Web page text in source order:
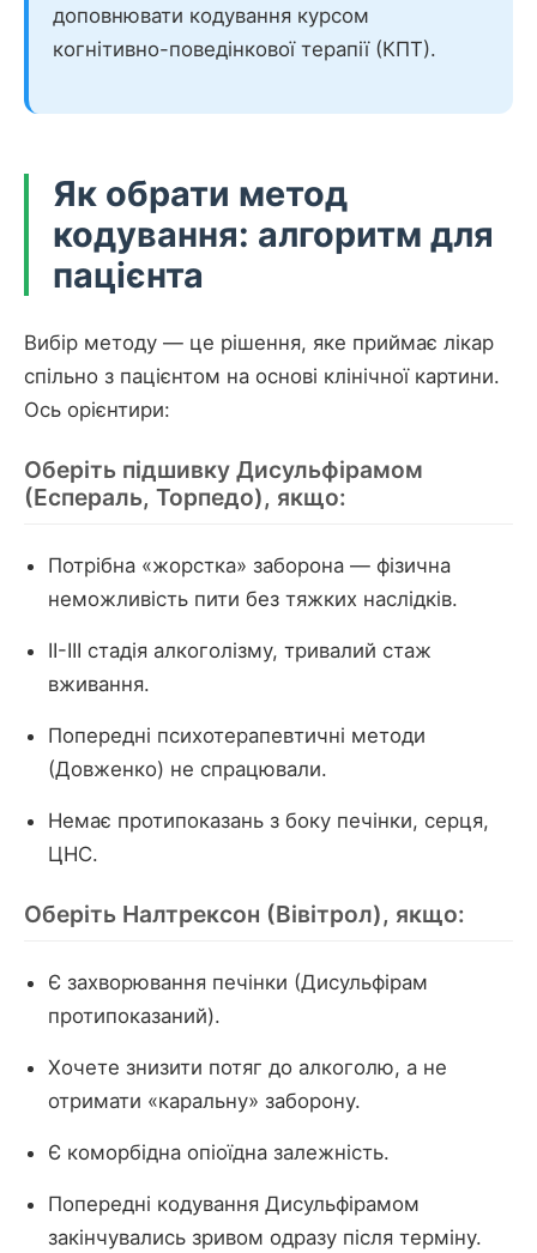
доповнювати кодування курсом
когнітивно-поведінкової терапії (КПТ).
Як обрати метод
кодування: алгоритм для
пацієнта
Вибір методу — це рішення, яке приймає лікар
спільно з пацієнтом на основі клінічної картини.
Ось орієнтири:
Оберіть підшивку Дисульфірамом
(Еспераль, Торпедо), якщо:
Потрібна «жорстка» заборона — фізична
неможливість пити без тяжких наслідків.
II-III стадія алкоголізму, тривалий стаж
вживання.
Попередні психотерапевтичні методи
(Довженко) не спрацювали.
Немає протипоказань з боку печінки, серця,
ЦНС.
Оберіть Налтрексон (Вівітрол), якщо:
Є захворювання печінки (Дисульфірам
протипоказаний).
Хочете знизити потяг до алкоголю, а не
отримати «каральну» заборону.
Є коморбідна опіоїдна залежність.
Попередні кодування Дисульфірамом
закінчувались зривом одразу після терміну.